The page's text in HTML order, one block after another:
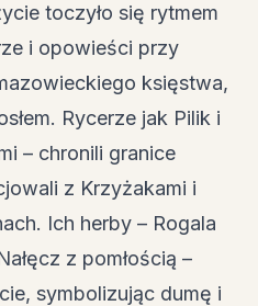
toczyło się rytmem
i opowieści przy
księstwa,
Rycerze jak Pilik i
– chronili granice
z Krzyżakami i
Ich herby – Rogala
z pomłością –
symbolizując dumę i